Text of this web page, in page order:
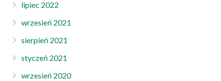
lipiec 2022
wrzesień 2021
sierpień 2021
styczeń 2021
wrzesień 2020